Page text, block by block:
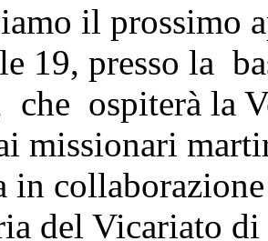
il prossimo
19, presso la
che ospiterà la
missionari
in
del Vicariato